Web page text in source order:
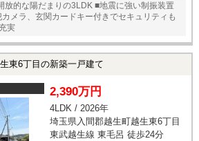
放的な陽だまりの3LDK ■地震に強い制振装置
メラ、玄関カードキー付きでセキュリティも
実
東6丁目の新築一戸建て
2,390万円
4LDK / 2026年
埼玉県入間郡越生町越生東6丁目
東武越生線 東毛呂 徒歩24分